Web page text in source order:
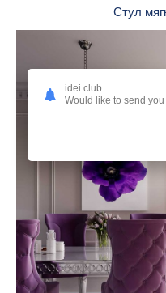
Стул
idei.club
Would like to send